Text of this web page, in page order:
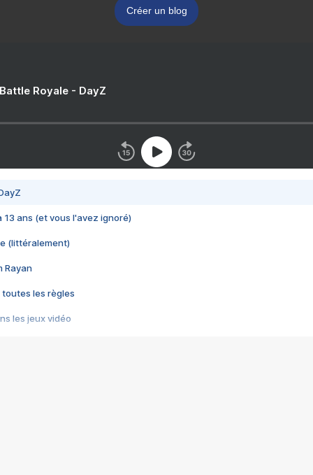
Créer un blog
Royale - DayZ
13 ans (et vous l'avez ignoré)
(littéralement)
Rayan
toutes les règles
les jeux vidéo